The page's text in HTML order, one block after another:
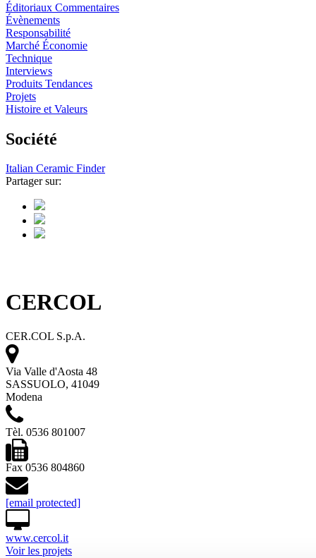
Éditoriaux Commentaires
Évènements
Responsabilité
Marché Économie
Technique
Interviews
Produits Tendances
Projets
Histoire et Valeurs
Société
Italian Ceramic Finder
Partager sur:
CERCOL
CER.COL S.p.A.
Via Valle d'Aosta 48
SASSUOLO, 41049
Modena
Tèl. 0536 801007
Fax 0536 804860
[email protected]
www.cercol.it
Voir les projets